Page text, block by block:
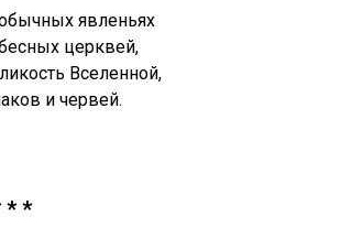
явленьях
церквей,
Вселенной,
и червей.
* *